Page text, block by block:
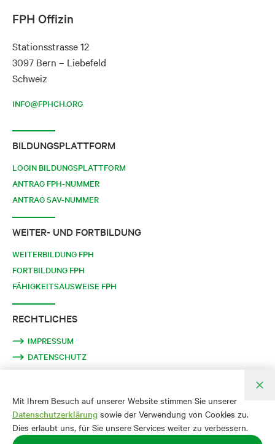
FPH Offizin
Stationsstrasse 12
3097 Bern – Liebefeld
Schweiz
INFO@FPHCH.ORG
BILDUNGSPLATTFORM
LOGIN BILDUNGSPLATTFORM
ANTRAG FPH-NUMMER
ANTRAG SAV-NUMMER
WEITER- UND FORTBILDUNG
WEITERBILDUNG FPH
FORTBILDUNG FPH
FÄHIGKEITSAUSWEISE FPH
RECHTLICHES
IMPRESSUM
DATENSCHUTZ
© 2026 PHARMASUISSE
Mit Ihrem Besuch auf unserer Website stimmen Sie unserer
Datenschutzerklärung sowie der Verwendung von Cookies zu.
Dies erlaubt uns, für Sie unsere Services weiter zu verbessern.